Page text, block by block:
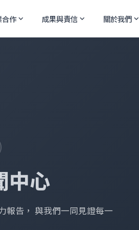
作expand_more 成果與責信expand_more 關於我們expand_more
中心
報告， 與我們一同見證每一